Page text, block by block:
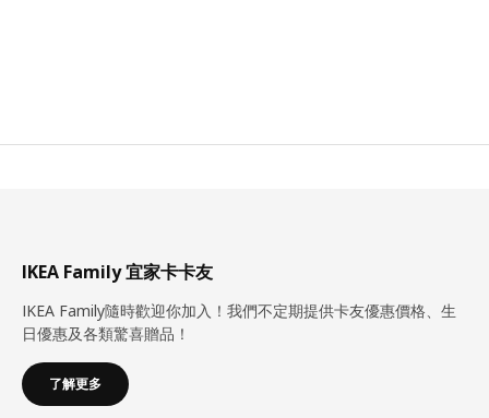
IKEA Family 宜家卡卡友
IKEA Family隨時歡迎你加入！我們不定期提供卡友優惠價格、生
日優惠及各類驚喜贈品！
了解更多